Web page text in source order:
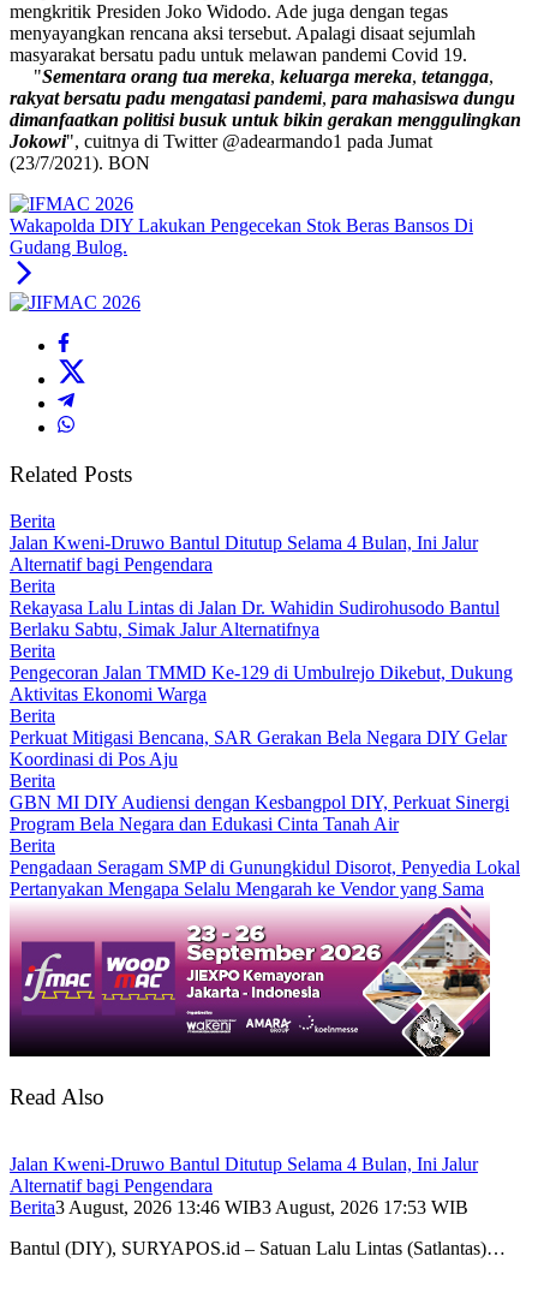
mengkritik Presiden Joko Widodo. Ade juga dengan tegas
menyayangkan rencana aksi tersebut. Apalagi disaat sejumlah
masyarakat bersatu padu untuk melawan pandemi Covid 19.
"Sementara orang tua mereka, keluarga mereka, tetangga,
rakyat bersatu padu mengatasi pandemi, para mahasiswa dungu
dimanfaatkan politisi busuk untuk bikin gerakan menggulingkan
Jokowi", cuitnya di Twitter @adearmando1 pada Jumat
(23/7/2021). BON
Wakapolda DIY Lakukan Pengecekan Stok Beras Bansos Di
Gudang Bulog.
Related Posts
Berita
Jalan Kweni-Druwo Bantul Ditutup Selama 4 Bulan, Ini Jalur
Alternatif bagi Pengendara
Berita
Rekayasa Lalu Lintas di Jalan Dr. Wahidin Sudirohusodo Bantul
Berlaku Sabtu, Simak Jalur Alternatifnya
Berita
Pengecoran Jalan TMMD Ke-129 di Umbulrejo Dikebut, Dukung
Aktivitas Ekonomi Warga
Berita
Perkuat Mitigasi Bencana, SAR Gerakan Bela Negara DIY Gelar
Koordinasi di Pos Aju
Berita
GBN MI DIY Audiensi dengan Kesbangpol DIY, Perkuat Sinergi
Program Bela Negara dan Edukasi Cinta Tanah Air
Berita
Pengadaan Seragam SMP di Gunungkidul Disorot, Penyedia Lokal
Pertanyakan Mengapa Selalu Mengarah ke Vendor yang Sama
Read Also
Jalan Kweni-Druwo Bantul Ditutup Selama 4 Bulan, Ini Jalur
Alternatif bagi Pengendara
Berita3 August, 2026 13:46 WIB3 August, 2026 17:53 WIB
Bantul (DIY), SURYAPOS.id – Satuan Lalu Lintas (Satlantas)…